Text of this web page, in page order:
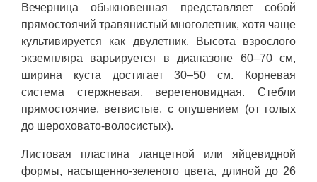
Вечерница обыкновенная представляет собой
прямостоячий травянистый многолетник, хотя чаще
культивируется как двулетник. Высота взрослого
экземпляра варьируется в диапазоне 60–70 см,
ширина куста достигает 30–50 см. Корневая
система стержневая, веретеновидная. Стебли
прямостоячие, ветвистые, с опушением (от голых
до шероховато-волосистых).
Листовая пластина ланцетной или яйцевидной
формы, насыщенно-зеленого цвета, длиной до 26